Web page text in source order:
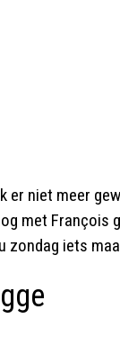
er niet meer
met
zondag iets